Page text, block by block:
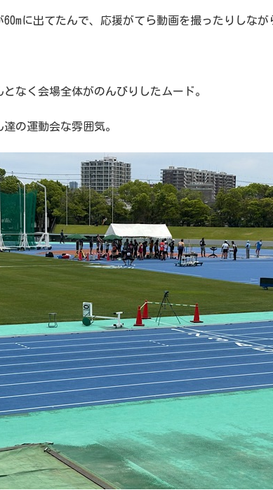
に出てたんで、応援がてら動画を撮ったりしなが
なく会場全体がのんびりしたムード。
の運動会な雰囲気。